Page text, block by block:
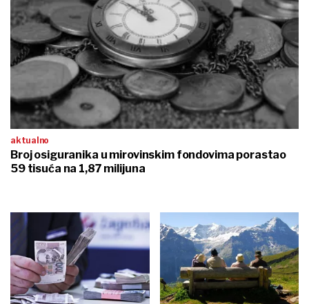
aktualno
Broj osiguranika u mirovinskim fondovima porastao
59 tisuća na 1,87 milijuna